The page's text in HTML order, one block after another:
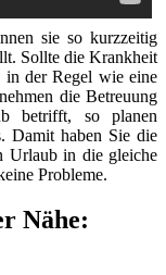
sie so kurzzeitig
Sollte die Krankheit
in der Regel wie eine
die Betreuung
betrifft, so planen
Damit haben Sie die
Urlaub in die gleiche
Probleme.
Nähe: